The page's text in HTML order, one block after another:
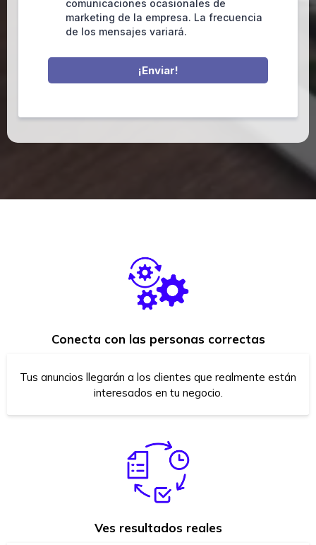
comunicaciones ocasionales de
marketing de la empresa. La frecuencia
de los mensajes variará.
¡Enviar!
Conecta con las personas correctas
Tus anuncios llegarán a los clientes que realmente están
interesados en tu negocio.
Ves resultados reales